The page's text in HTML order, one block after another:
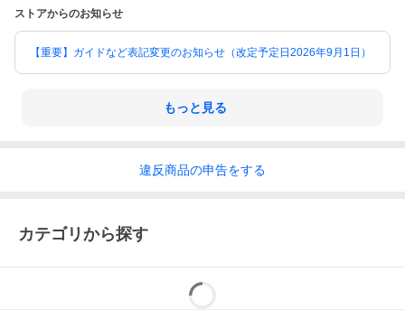
ストアからのお知らせ
【重要】ガイドなど表記変更のお知らせ（改定予定日2026年9月1日）
もっと見る
違反商品の申告をする
カテゴリから探す